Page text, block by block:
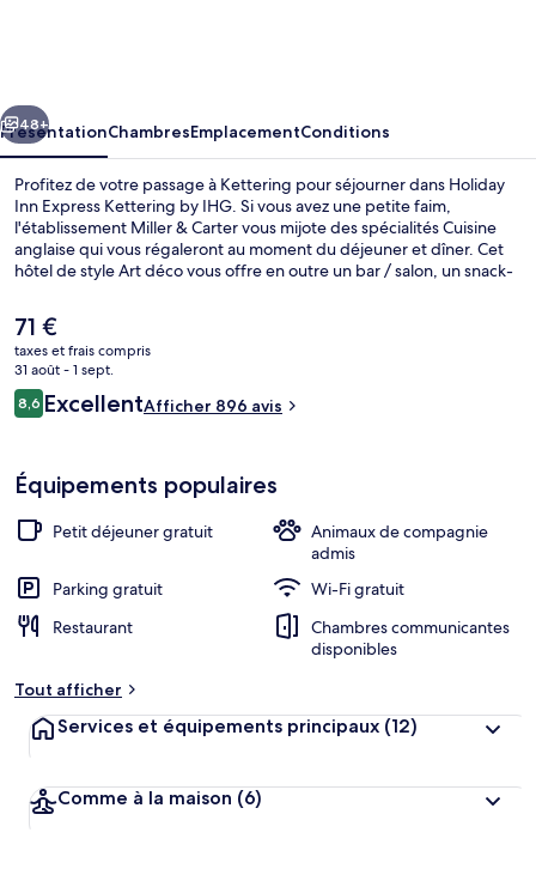
by
IHG
Suivant
48+
PrésentationChambresEmplacementConditions
Profitez de votre passage à Kettering pour séjourner dans Holiday
Inn Express Kettering by IHG. Si vous avez une petite faim,
l'établissement Miller & Carter vous mijote des spécialités Cuisine
anglaise qui vous régaleront au moment du déjeuner et dîner. Cet
hôtel de style Art déco vous offre en outre un bar / salon, un snack-
disent que du bien en ce qui concerne le personnel attentionné.
Le
prix
actuel
est
de
71 €
taxes et frais compris
31 août - 1 sept.
Avis
voyageurs
8,68,6 sur 10
ExcellentAfficher 896 avis
Équipements populaires
Petit déjeuner gratuit
Animaux de compagnie
admis
Parking gratuit
Wi-Fi gratuit
Restaurant
Chambres communicantes
disponibles
Tout afficher
Services et équipements principaux (12)
Comme à la maison (6)